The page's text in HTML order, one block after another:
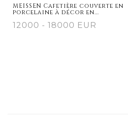
MEISSEN Cafetière couverte en
porcelaine à décor en...
12000 - 18000 EUR